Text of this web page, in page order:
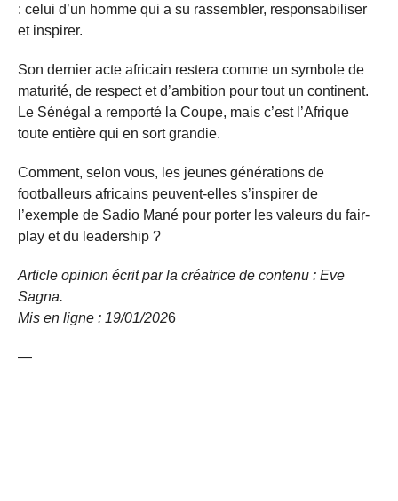
: celui d’un homme qui a su rassembler, responsabiliser
et inspirer.
Son dernier acte africain restera comme un symbole de
maturité, de respect et d’ambition pour tout un continent.
Le Sénégal a remporté la Coupe, mais c’est l’Afrique
toute entière qui en sort grandie.
Comment, selon vous, les jeunes générations de
footballeurs africains peuvent-elles s’inspirer de
l’exemple de Sadio Mané pour porter les valeurs du fair-
play et du leadership ?
Article opinion écrit par la créatrice de contenu : Eve
Sagna.
Mis en ligne : 19/01/2026
—